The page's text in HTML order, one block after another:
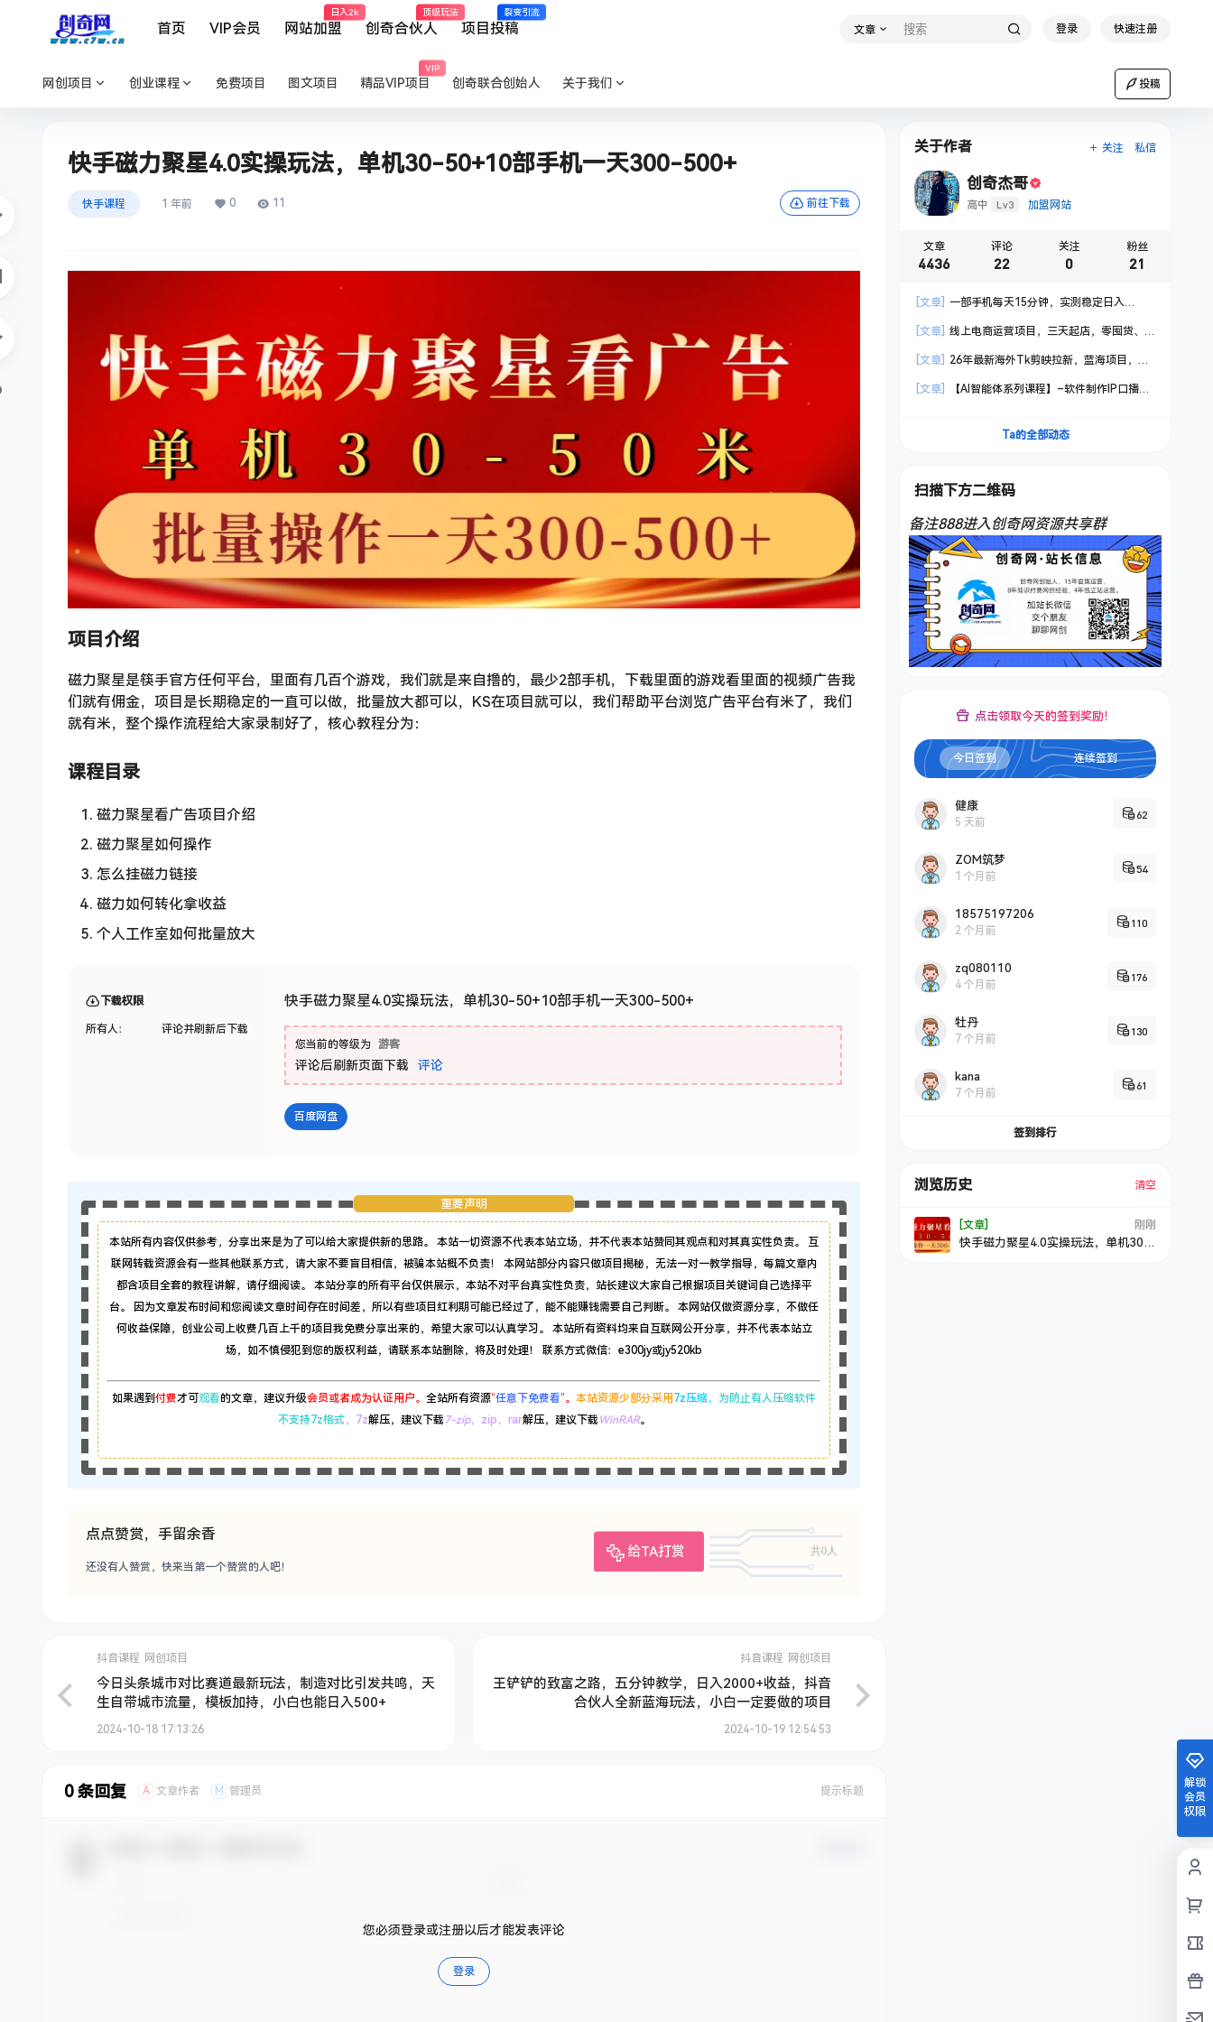
首页 VIP会员 网站加盟
日入2k
创奇合伙人
顶级玩法
项目投稿
裂变引流
文章 登录 快速注册
网创项目 创业课程 免费项目 图文项目 精品VIP项目
VIP
创奇联合创始人 关于我们 投稿
快手磁力聚星4.0实操玩法，单机30-50+10部手机一天300-500+
快手课程 1 年前 0 11 前往下载
项目介绍
磁力聚星是筷手官方任何平台，里面有几百个游戏，我们就是来自撸的，最少2部手机，下载里面的游戏看里面的视频广告我
们就有佣金，项目是长期稳定的一直可以做，批量放大都可以，KS在项目就可以，我们帮助平台浏览广告平台有米了，我们
就有米，整个操作流程给大家录制好了，核心教程分为：
课程目录
磁力聚星看广告项目介绍
磁力聚星如何操作
怎么挂磁力链接
磁力如何转化拿收益
个人工作室如何批量放大
下载权限
所有人： 评论并刷新后下载
快手磁力聚星4.0实操玩法，单机30-50+10部手机一天300-500+
您当前的等级为 游客
评论后刷新页面下载 评论
百度网盘
重要声明
本站所有内容仅供参考，分享出来是为了可以给大家提供新的思路。 本站一切资源不代表本站立场，并不代表本站赞同其观点和对其真实性负责。 互
联网转载资源会有一些其他联系方式，请大家不要盲目相信，被骗本站概不负责！ 本网站部分内容只做项目揭秘，无法一对一教学指导，每篇文章内
都含项目全套的教程讲解，请仔细阅读。 本站分享的所有平台仅供展示，本站不对平台真实性负责，站长建议大家自己根据项目关键词自己选择平
台。 因为文章发布时间和您阅读文章时间存在时间差，所以有些项目红利期可能已经过了，能不能赚钱需要自己判断。 本网站仅做资源分享，不做任
何收益保障，创业公司上收费几百上千的项目我免费分享出来的，希望大家可以认真学习。 本站所有资料均来自互联网公开分享，并不代表本站立
场，如不慎侵犯到您的版权利益，请联系本站删除，将及时处理！ 联系方式微信：e300jy或jy520kb
如果遇到 付费才可观看的文章，建议升级会员或者成为认证用户。 全站所有资源“任意下免费看”。 本站资源少部分采用 7z压缩， 为防止有人压缩软件
不支持7z格式 ，7z解压，建议下载 7-zip，zip、rar解压，建议下载 WinRAR。
点点赞赏，手留余香
给TA打赏
共0人
还没有人赞赏，快来当第一个赞赏的人吧！
抖音课程 网创项目
今日头条城市对比赛道最新玩法，制造对比引发共鸣，天
生自带城市流量，模板加持，小白也能日入500+
2024-10-18 17:13:26
抖音课程 网创项目
王铲铲的致富之路，五分钟教学，日入2000+收益，抖音
合伙人全新蓝海玩法，小白一定要做的项目
2024-10-19 12:54:53
0 条回复 A 文章作者 M 管理员 提示标题
您必须登录或注册以后才能发表评论
登录
关于作者 关注 私信
创奇杰哥
高中 Lv3 加盟网站
文章
4436
评论
22
关注
0
粉丝
21
[文章]
一部手机每天15分钟，实测稳定日入
[文章]
线上电商运营项目，三天起店，零囤货、
作战规划
[文章]
26年最新海外Tk剪映拉新，蓝海项目，会
[文章]
【AI智能体系列课程】–软件制作IP口播视
频，轻松起号，日入1000+
Ta的全部动态
扫描下方二维码
备注888进入创奇网资源共享群
点击领取今天的签到奖励！
今日签到 连续签到
健康
5 天前
62
ZOM筑梦
1 个月前
54
18575197206
2 个月前
110
zq080110
4 个月前
176
牡丹
7 个月前
130
kana
7 个月前
61
签到排行
浏览历史 清空
[文章] 刚刚
快手磁力聚星4.0实操玩法，单机30-
解锁
会员
权限